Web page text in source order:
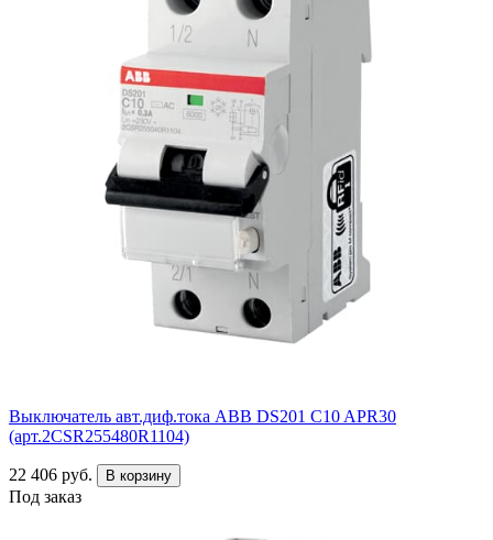
Выключатель авт.диф.тока ABB DS201 C10 APR30
(арт.2CSR255480R1104)
22 406 руб. В корзину
Под заказ